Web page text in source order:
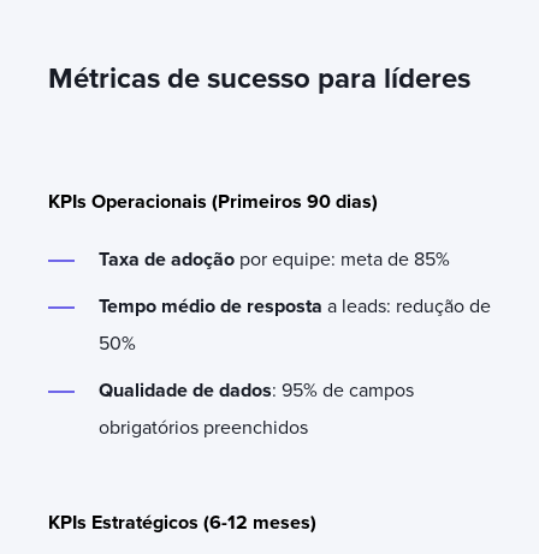
Métricas de sucesso para líderes
KPIs Operacionais (Primeiros 90 dias)
Taxa de adoção por equipe: meta de 85%
Tempo médio de resposta a leads: redução de
50%
Qualidade de dados: 95% de campos
obrigatórios preenchidos
KPIs Estratégicos (6-12 meses)